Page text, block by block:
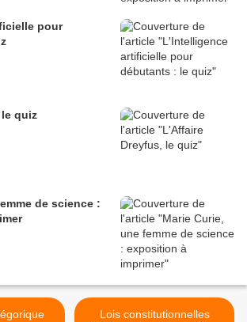
pour
quiz
de science :
Lois constitutionnelles